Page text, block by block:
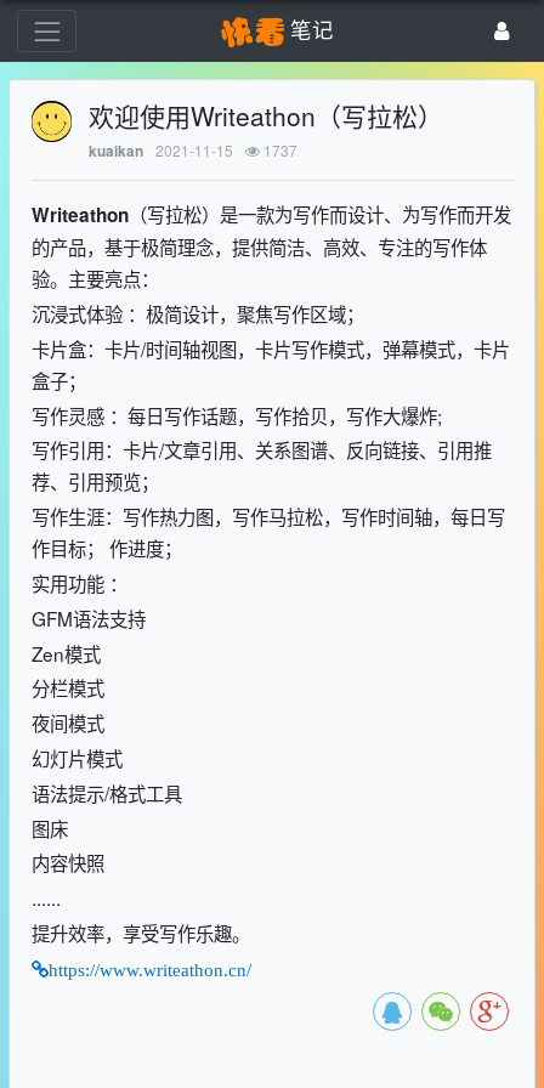
笔记
欢迎使用Writeathon（写拉松）
kuaikan 2021-11-15 1737
Writeathon（写拉松）是一款为写作而设计、为写作而开发
的产品，基于极简理念，提供简洁、高效、专注的写作体
验。主要亮点：
沉浸式体验 ：极简设计，聚焦写作区域；
卡片盒：卡片/时间轴视图，卡片写作模式，弹幕模式，卡片
盒子；
写作灵感 ：每日写作话题，写作拾贝，写作大爆炸;
写作引用：卡片/文章引用、关系图谱、反向链接、引用推
荐、引用预览；
写作生涯：写作热力图，写作马拉松，写作时间轴，每日写
作目标； 作进度；
实用功能 ：
GFM语法支持
Zen模式
分栏模式
夜间模式
幻灯片模式
语法提示/格式工具
图床
内容快照
......
提升效率，享受写作乐趣。
https://www.writeathon.cn/